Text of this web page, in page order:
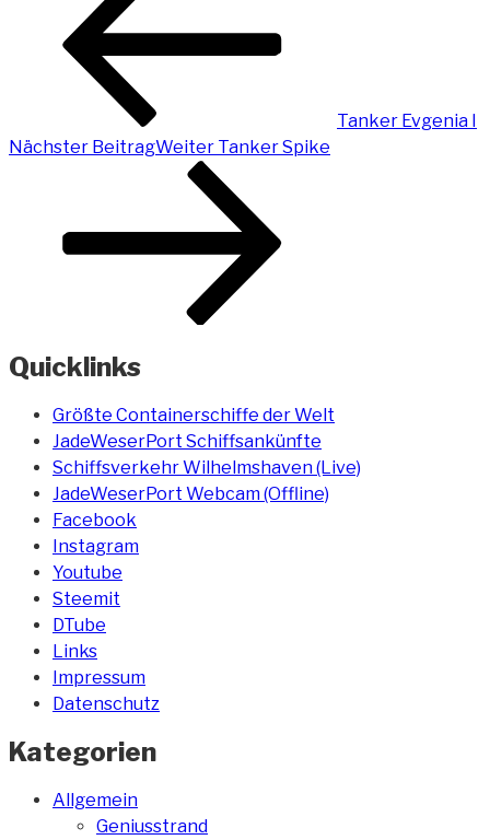
Tanker Evgenia I
Nächster BeitragWeiter Tanker Spike
Quicklinks
Größte Containerschiffe der Welt
JadeWeserPort Schiffsankünfte
Schiffsverkehr Wilhelmshaven (Live)
JadeWeserPort Webcam (Offline)
Facebook
Instagram
Youtube
Steemit
DTube
Links
Impressum
Datenschutz
Kategorien
Allgemein
Geniusstrand